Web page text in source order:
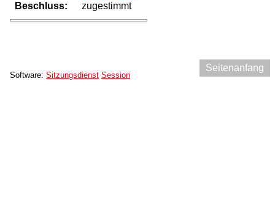
Beschluss:
zugestimmt
Seitenanfang
Software: Sitzungsdienst Session